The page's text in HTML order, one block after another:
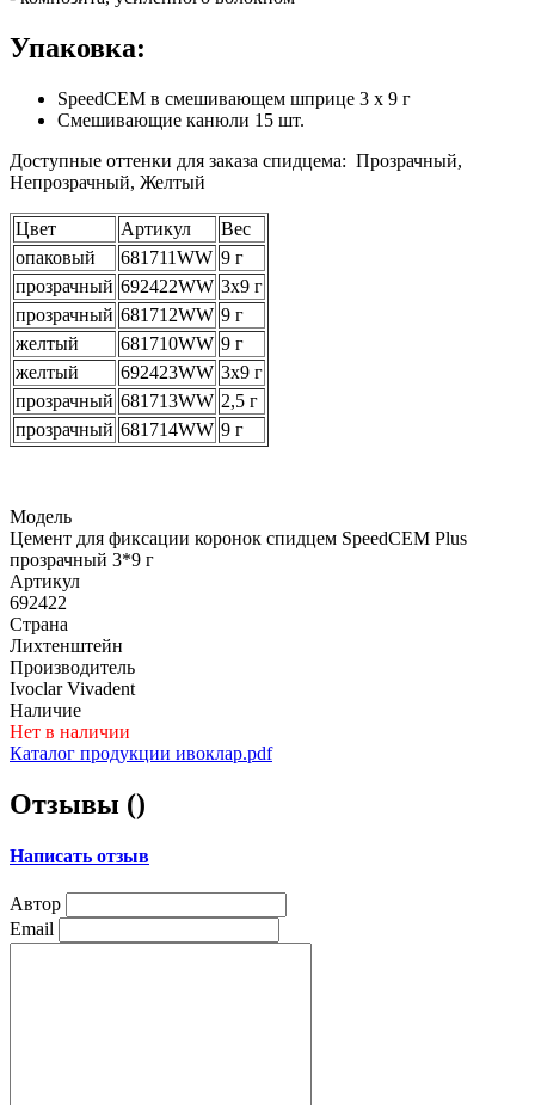
Упаковка:
SpeedCEM в смешивающем шприце 3 x 9 г
Смешивающие канюли 15 шт.
Доступные оттенки для заказа спидцема: Прозрачный,
Непрозрачный, Желтый
Цвет Артикул
Вес
опаковый
681711WW 9 г
прозрачный 692422WW 3х9 г
прозрачный 681712WW 9 г
желтый
681710WW 9 г
желтый
692423WW 3х9 г
прозрачный 681713WW 2,5 г
прозрачный 681714WW 9 г
Модель
Цемент для фиксации коронок спидцем SpeedCEM Plus
прозрачный 3*9 г
Артикул
692422
Страна
Лихтенштейн
Производитель
Ivoclar Vivadent
Наличие
Нет в наличии
Каталог продукции ивоклар.pdf
Отзывы ()
Написать отзыв
Автор
Email